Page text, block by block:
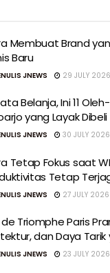
Membuat Brand
Baru
JNEWS 29 JULY 2026
Belanja, Ini 11
yang Layak Dibeli
JNEWS 30 JULY 2026
Tetap Fokus saat
Tetap
JNEWS 27 JULY 2026
Triomphe Paris
dan Daya
JNEWS 23 JULY 2026